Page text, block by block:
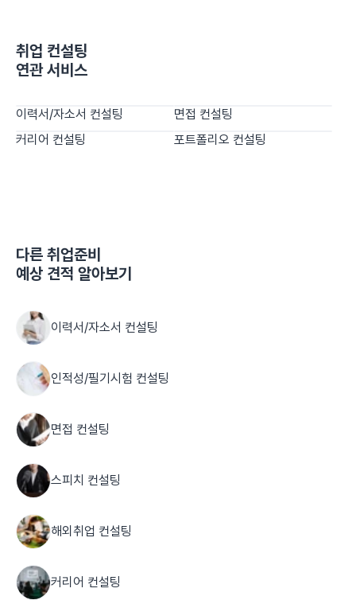
취업 컨설팅
연관 서비스
이력서/자소서 컨설팅
면접 컨설팅
커리어 컨설팅
포트폴리오 컨설팅
다른 취업준비
예상 견적 알아보기
이력서/자소서 컨설팅
인적성/필기시험 컨설팅
면접 컨설팅
스피치 컨설팅
해외취업 컨설팅
커리어 컨설팅